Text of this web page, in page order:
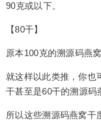
90克或以下。
【80干】
原本100克的溯源码燕
就这样以此类推，你也
干甚至是60干的溯源码
所以这些溯源码燕窝干